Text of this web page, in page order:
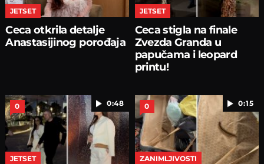
JETSET
Ceca otkrila detalje
Anastasijinog porođaja
JETSET
Ceca stigla na finale
Zvezda Granda u
papučama i leopard
printu!
0:48
0
JETSET
0:15
0
ZANIMLJIVOSTI